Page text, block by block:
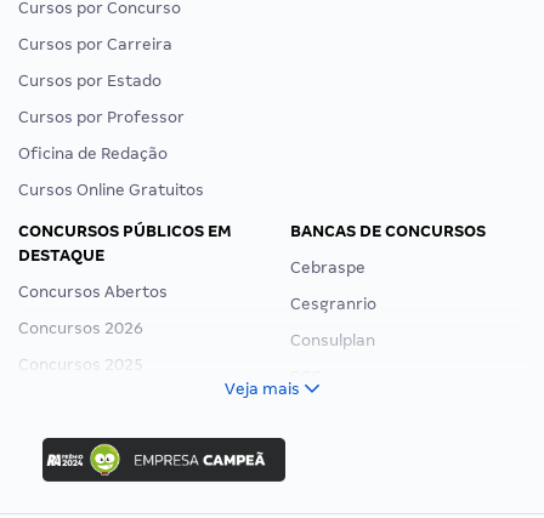
Cursos por Concurso
Cursos por Carreira
Cursos por Estado
Cursos por Professor
Oficina de Redação
Cursos Online Gratuitos
CONCURSOS PÚBLICOS EM
DESTAQUE
Concursos Abertos
Concursos 2026
Concursos 2025
Concurso Ibama
Concurso MPU
Editais publicados
BANCAS DE CONCURSOS
Cebraspe
Cesgranrio
Consulplan
Veja mais